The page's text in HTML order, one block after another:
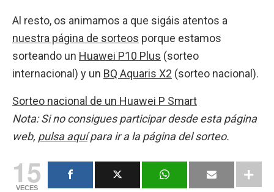
Al resto, os animamos a que sigáis atentos a
nuestra página de sorteos porque estamos
sorteando un Huawei P10 Plus (sorteo
internacional) y un BQ Aquaris X2 (sorteo nacional).
Sorteo nacional de un Huawei P Smart
Nota: Si no consigues participar desde esta página
web, pulsa aquípara ir a la página del sorteo.
15
VECES